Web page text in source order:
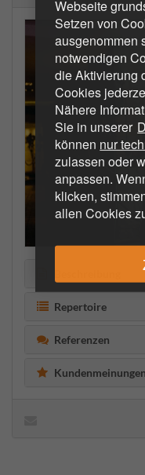
Webseite
Setzen von
ausgenommen
notwendigen
die Aktivierung
Cookies
Nähere
Sie in unserer
können nur
zulassen oder
anpassen.
klicken,
allen Cookies
Repertoire
Referenzen
Kundenmeinungen